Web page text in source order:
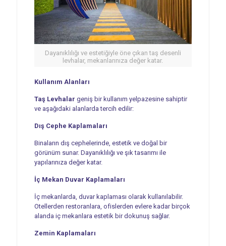
Dayanıklılığı ve estetiğiyle öne çıkan taş desenli
levhalar, mekanlarınıza değer katar.
Kullanım Alanları
Taş Levhalar geniş bir kullanım yelpazesine sahiptir
ve aşağıdaki alanlarda tercih edilir:
Dış Cephe Kaplamaları
Binaların dış cephelerinde, estetik ve doğal bir
görünüm sunar. Dayanıklılığı ve şık tasarımı ile
yapılarınıza değer katar.
İç Mekan Duvar Kaplamaları
İç mekanlarda, duvar kaplaması olarak kullanılabilir.
Otellerden restoranlara, ofislerden evlere kadar birçok
alanda iç mekanlara estetik bir dokunuş sağlar.
Zemin Kaplamaları